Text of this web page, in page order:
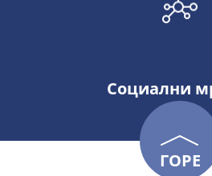
Социални
ГОРЕ